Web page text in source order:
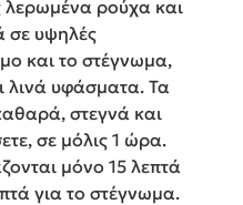
ρούχα και
σε υψηλές
και το στέγνωµα,
υφάσµατα. Τα
στεγνά και
σε µόλις 1 ώρα.
μόνο 15 λεπτά
για το στέγνωμα.